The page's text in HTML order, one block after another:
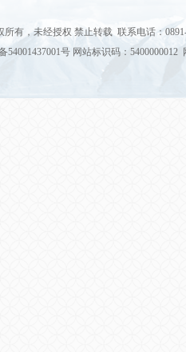
有，未经授权 禁止转载 联系电话：
号 网站标识码：5400000012